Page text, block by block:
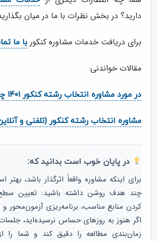
دارید؟ در بخش نظرات با ما در میان
برای دریافت خدمات مشاوره کنکور با ما
مقالات خواندنی:
در مورد مشاوره انتخاب رشته کنکور ۱۴۰۱ چه می دانید؟
مشاوره انتخاب رشته کنکور (تلفنی و
در پایان خوب است بدانید که:
برای اینکه مشاوره واقعاً اثرگذار باشد، بهتر
چند هدف روشن داشته باشید: تعیین
کردن منابع مناسب، برنامه‌ریزی آزمون‌محور
اگر هنوز به روزهای حساس نرسیده‌اید،
زمان‌بندی مطالعه را دقیق کند و شما را